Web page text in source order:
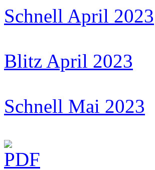
Schnell April 2023
Blitz April 2023
Schnell Mai 2023